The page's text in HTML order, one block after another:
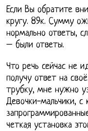
Если Вы обратите
кругу. 89к. Сумму
нормально ответы,
– были ответы.
Что речь сейчас не
получу ответ на
трубку, мне нужно
Девочки-мальчики, с
четкая установка